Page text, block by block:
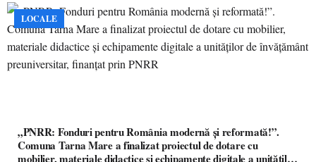
LOCALE
„PNRR: Fonduri pentru România modernă și reformată!”.
Comuna Tarna Mare a finalizat proiectul de dotare cu
mobilier, materiale didactice și echipamente digitale a unităților